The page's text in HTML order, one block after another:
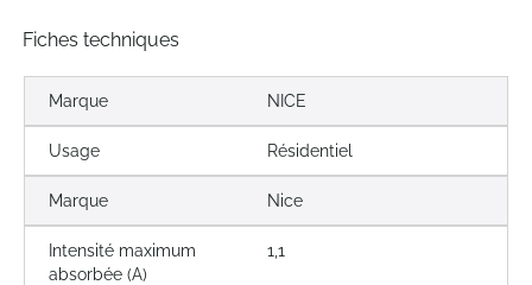
Fiches techniques
Marque NICE
Usage Résidentiel
Marque Nice
Intensité maximum
absorbée (A)
1,1